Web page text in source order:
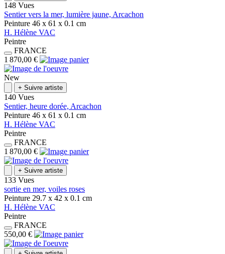
148 Vues
Sentier vers la mer, lumière jaune, Arcachon
Peinture 46 x 61 x 0.1 cm
H. Hélène VAC
Peintre
FRANCE
1 870,00 €
New
+ Suivre artiste
140 Vues
Sentier, heure dorée, Arcachon
Peinture 46 x 61 x 0.1 cm
H. Hélène VAC
Peintre
FRANCE
1 870,00 €
+ Suivre artiste
133 Vues
sortie en mer, voiles roses
Peinture 29.7 x 42 x 0.1 cm
H. Hélène VAC
Peintre
FRANCE
550,00 €